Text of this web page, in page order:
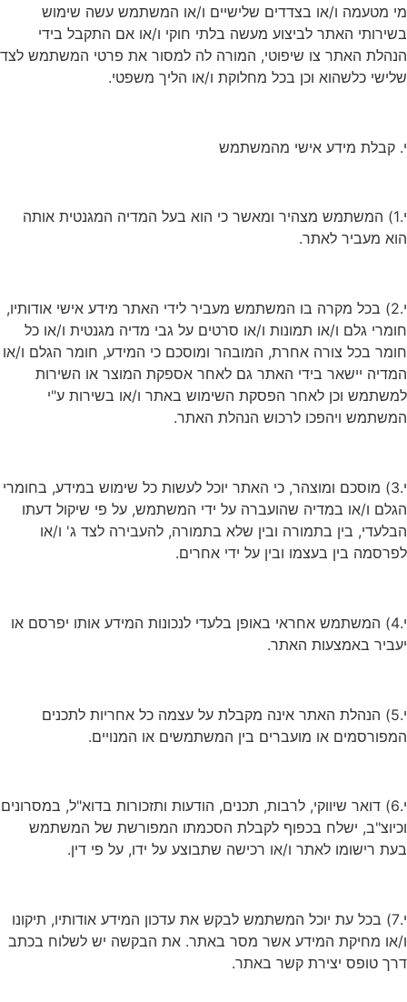
מי מטעמה ו/או בצדדים שלישיים ו/או המשתמש עשה שימוש
בשירותי האתר לביצוע מעשה בלתי חוקי ו/או אם התקבל בידי
הנהלת האתר צו שיפוטי, המורה לה למסור את פרטי המשתמש לצד
שלישי כלשהוא וכן בכל מחלוקת ו/או הליך משפטי.
י. קבלת מידע אישי מהמשתמש
י.1) המשתמש מצהיר ומאשר כי הוא בעל המדיה המגנטית אותה
הוא מעביר לאתר.
י.2) בכל מקרה בו המשתמש מעביר לידי האתר מידע אישי אודותיו,
חומרי גלם ו/או תמונות ו/או סרטים על גבי מדיה מגנטית ו/או כל
חומר בכל צורה אחרת, המובהר ומוסכם כי המידע, חומר הגלם ו/או
המדיה יישאר בידי האתר גם לאחר אספקת המוצר או השירות
למשתמש וכן לאחר הפסקת השימוש באתר ו/או בשירות ע"י
המשתמש ויהפכו לרכוש הנהלת האתר.
י.3) מוסכם ומוצהר, כי האתר יוכל לעשות כל שימוש במידע, בחומרי
הגלם ו/או במדיה שהועברה על ידי המשתמש, על פי שיקול דעתו
הבלעדי, בין בתמורה ובין שלא בתמורה, להעבירה לצד ג' ו/או
לפרסמה בין בעצמו ובין על ידי אחרים.
י.4) המשתמש אחראי באופן בלעדי לנכונות המידע אותו יפרסם או
יעביר באמצעות האתר.
י.5) הנהלת האתר אינה מקבלת על עצמה כל אחריות לתכנים
המפורסמים או מועברים בין המשתמשים או המנויים.
י.6) דואר שיווקי, לרבות, תכנים, הודעות ותזכורות בדוא"ל, במסרונים
וכיוצ"ב, ישלח בכפוף לקבלת הסכמתו המפורשת של המשתמש
בעת רישומו לאתר ו/או רכישה שתבוצע על ידו, על פי דין.
י.7) בכל עת יוכל המשתמש לבקש את עדכון המידע אודותיו, תיקונו
ו/או מחיקת המידע אשר מסר באתר. את הבקשה יש לשלוח בכתב
דרך טופס יצירת קשר באתר.